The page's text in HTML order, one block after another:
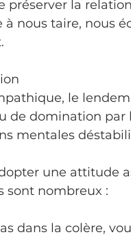
préserver la
nous taire, nous
le
de domination par
mentales
une attitude
sont nombreux :
dans la colère,